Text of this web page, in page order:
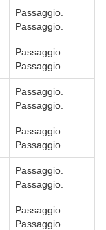
Passaggio.
Passaggio.
Passaggio.
Passaggio.
Passaggio.
Passaggio.
Passaggio.
Passaggio.
Passaggio.
Passaggio.
Passaggio.
Passaggio.